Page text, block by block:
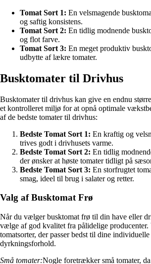
Tomat Sort 1: En velsmagende
og saftig konsistens.
Tomat Sort 2: En tidlig modnende
og flot farve.
Tomat Sort 3: En meget produktiv
udbytte af lækre tomater.
Busktomater til Drivhus
Busktomater til drivhus kan give en endnu
et kontrolleret miljø for at opnå optimale
af de bedste tomater til drivhus:
Bedste Tomat Sort 1: En kraftig og
trives godt i drivhusets varme.
Bedste Tomat Sort 2: En tidlig
der ønsker at høste tomater tidligt på
Bedste Tomat Sort 3: En storfrugtet
smag, ideel til brug i salater og retter.
Valg af Busktomat Frø
Når du vælger busktomat frø til din have eller
vælge af god kvalitet fra pålidelige
tomatsorter, der passer bedst til dine
dyrkningsforhold.
Små tomater:Nogle foretrækker små tomater,